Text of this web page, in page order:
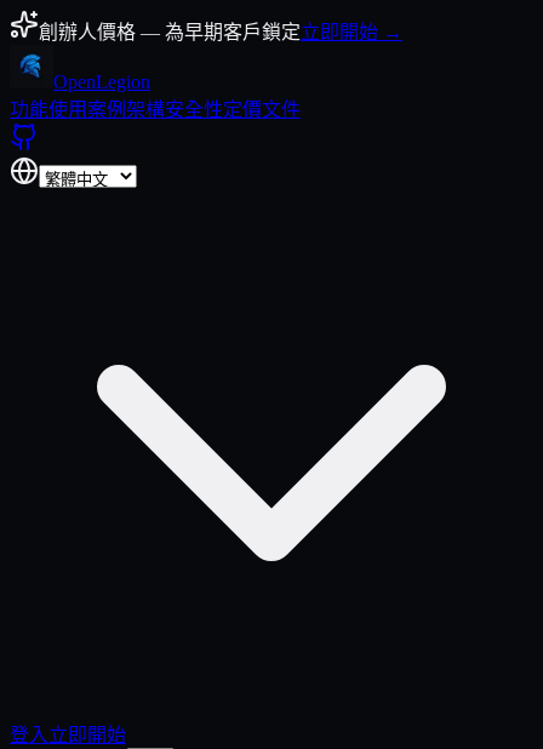
跳至內容
創辦人價格 — 為早期客戶鎖定立即開始 →
OpenLegion
功能使用案例 架構安全性定價文件
登入 立即開始